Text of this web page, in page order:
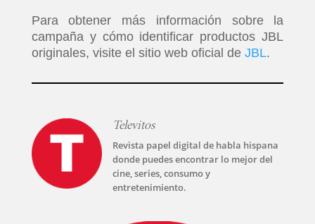
Para obtener más información sobre la
campaña y cómo identificar productos JBL
originales, visite el sitio web oficial de JBL.
Televitos
Revista papel digital de habla hispana
donde puedes encontrar lo mejor del
cine, series, consumo y
entretenimiento.